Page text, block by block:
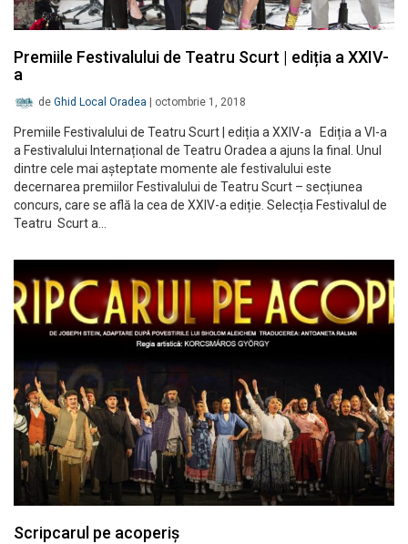
Premiile Festivalului de Teatru Scurt | ediția a XXIV-
a
de Ghid Local Oradea octombrie 1, 2018
Premiile Festivalului de Teatru Scurt | ediția a XXIV-a Ediția a VI-a
a Festivalului Internațional de Teatru Oradea a ajuns la final. Unul
dintre cele mai așteptate momente ale festivalului este
decernarea premiilor Festivalului de Teatru Scurt – secțiunea
concurs, care se află la cea de XXIV-a ediție. Selecția Festivalul de
Teatru Scurt a…
Scripcarul pe acoperiș